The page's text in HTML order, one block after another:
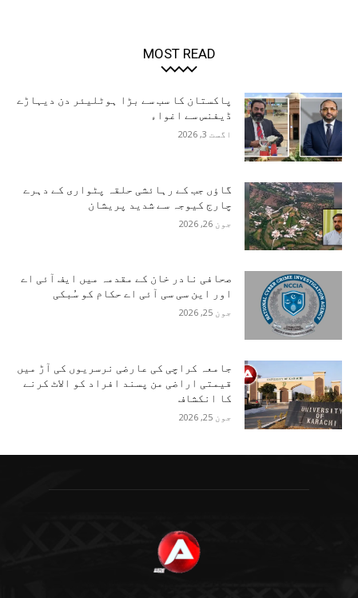
MOST READ
پاکستان کا سب سے بڑا ہوٹلیئر دن دیہاڑے
ڈیفنس سے اغواء
اگست 3, 2026
گاؤں جب کے رہائشی حلقہ پٹواری کے دہرے
چارج کیوجہ سے شدید پریشان
جون 26, 2026
صحافی نادر خان کے مقدمہ میں ایف آئی اے
اور این سی سی آئی اے حکام کو سُبکی
جون 25, 2026
جامعہ کراچی کی عارضی نرسریوں کی آڑ میں
قیمتی اراضی من پسند افراد کو الاٹ کرنے
کا انکشاف
جون 25, 2026